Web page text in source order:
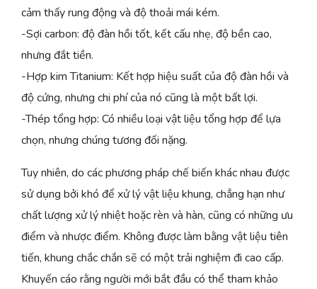
cảm thấy rung động và độ thoải mái kém.
-Sợi carbon: độ đàn hồi tốt, kết cấu nhẹ, độ bền cao,
nhưng đắt tiền.
-Hợp kim Titanium: Kết hợp hiệu suất của độ đàn hồi và
độ cứng, nhưng chi phí của nó cũng là một bất lợi.
-Thép tổng hợp: Có nhiều loại vật liệu tổng hợp để lựa
chọn, nhưng chúng tương đối nặng.
Tuy nhiên, do các phương pháp chế biến khác nhau được
sử dụng bởi khó để xử lý vật liệu khung, chẳng hạn như
chất lượng xử lý nhiệt hoặc rèn và hàn, cũng có những ưu
điểm và nhược điểm. Không được làm bằng vật liệu tiên
tiến, khung chắc chắn sẽ có một trải nghiệm đi cao cấp.
Khuyến cáo rằng người mới bắt đầu có thể tham khảo